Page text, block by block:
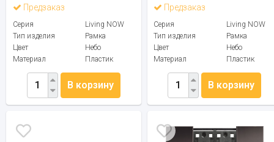
Предзаказ
Серия
Living NOW
Тип изделия
Рамка
Цвет
Небо
Материал
Пластик
В корзину
Предзаказ
Серия
Living NOW
Тип изделия
Рамка
Цвет
Небо
Материал
Пластик
В корзину